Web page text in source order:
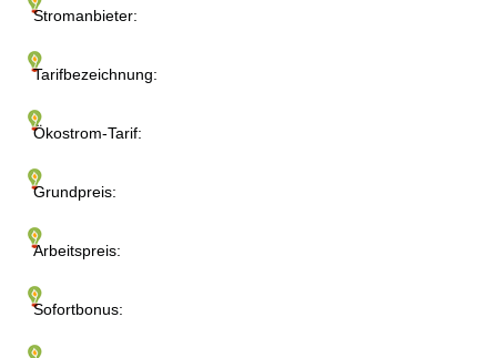
Stromanbieter:
Tarifbezeichnung:
Ökostrom-Tarif:
Grundpreis:
Arbeitspreis:
Sofortbonus: